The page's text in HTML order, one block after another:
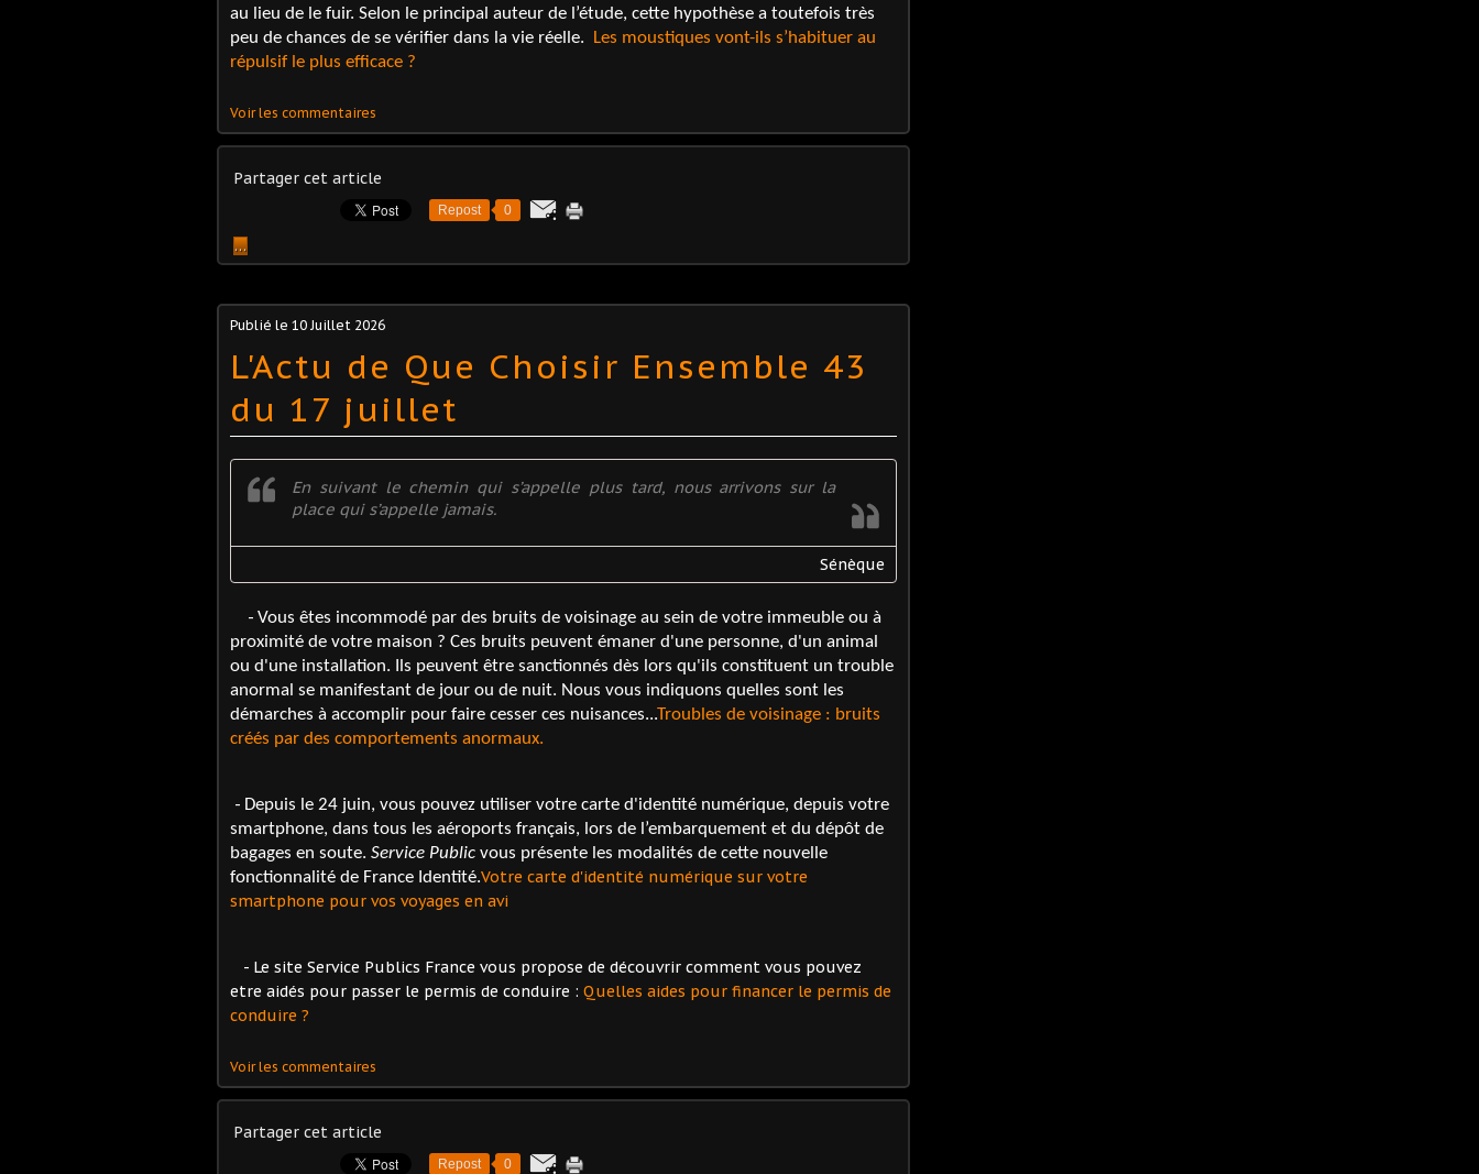
au lieu de le fuir. Selon le principal auteur de l’étude, cette hypothèse a toutefois très
peu de chances de se vérifier dans la vie réelle.
Les moustiques vont-ils s’habituer au
répulsif le plus efficace ?
Voir les commentaires
Partager cet article
Repost 0
…
Publié le 10 Juillet 2026
L'Actu de Que Choisir Ensemble 43
du 17 juillet
En suivant le chemin qui s’appelle plus tard, nous arrivons sur la
place qui s’appelle jamais.
Sénèque
- Vous êtes incommodé par des bruits de voisinage au sein de votre immeuble ou à
proximité de votre maison ? Ces bruits peuvent émaner d'une personne, d'un animal
ou d'une installation. Ils peuvent être sanctionnés dès lors qu'ils constituent un trouble
anormal se manifestant de jour ou de nuit. Nous vous indiquons quelles sont les
démarches à accomplir pour faire cesser ces nuisances...Troubles de voisinage : bruits
créés par des comportements anormaux.
- Depuis le 24 juin, vous pouvez utiliser votre carte d'identité numérique, depuis votre
smartphone, dans tous les aéroports français, lors de l’embarquement et du dépôt de
bagages en soute. Service Public vous présente les modalités de cette nouvelle
fonctionnalité de France Identité.Votre carte d'identité numérique sur votre
smartphone pour vos voyages en avi
- Le site Service Publics France vous propose de découvrir comment vous pouvez
etre aidés pour passer le permis de conduire : Quelles aides pour financer le permis de
conduire ?
Voir les commentaires
Partager cet article
Repost 0